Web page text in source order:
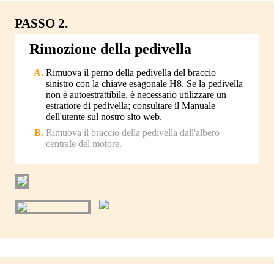
PASSO 2.
Rimozione della pedivella
Rimuova il perno della pedivella del braccio
sinistro con la chiave esagonale H8. Se la pedivella
non è autoestrattibile, è necessario utilizzare un
estrattore di pedivella; consultare il Manuale
dell'utente sul nostro sito web.
Rimuova il braccio della pedivella dall'albero
centrale del motore.